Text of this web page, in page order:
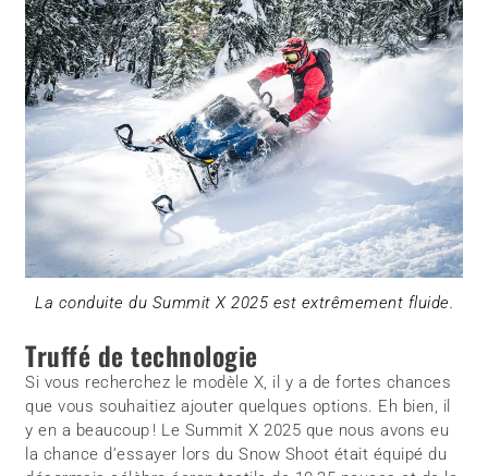
La conduite du Summit X 2025 est extrêmement fluide.
Truffé de technologie
Si vous recherchez le modèle X, il y a de fortes chances
que vous souhaitiez ajouter quelques options. Eh bien, il
y en a beaucoup ! Le Summit X 2025 que nous avons eu
la chance d’essayer lors du Snow Shoot était équipé du